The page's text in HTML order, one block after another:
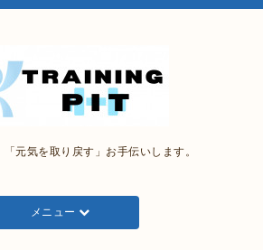
「元気を取り戻す」お手伝いします。
メニュー